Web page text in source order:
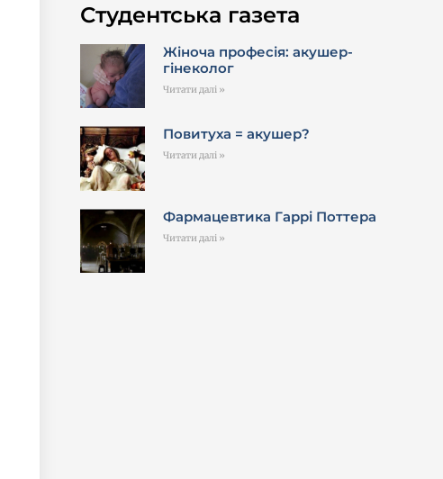
Студентська газета
Жіноча професія: акушер-
гінеколог
Читати далі »
Повитуха = акушер?
Читати далі »
Фармацевтика Гаррі Поттера
Читати далі »